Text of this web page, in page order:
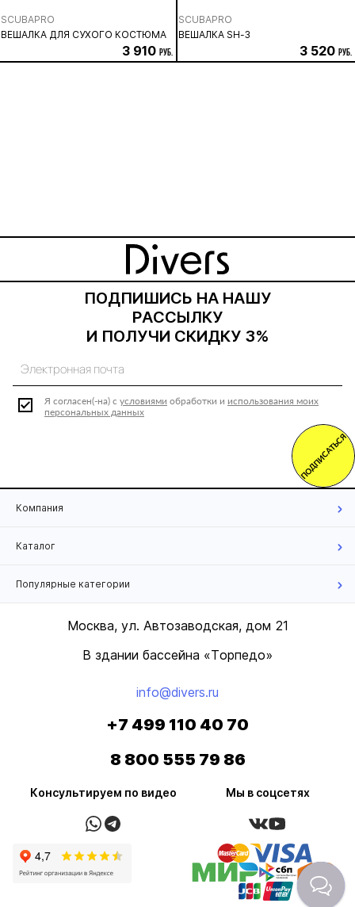
SCUBAPRO
ВЕШАЛКА ДЛЯ СУХОГО КОСТЮМА
3 910 руб.
SCUBAPRO
ВЕШАЛКА SH-3
3 520 руб.
ПОДПИШИСЬ НА НАШУ
РАССЫЛКУ
И ПОЛУЧИ СКИДКУ 3%
Я согласен(-на) с условиями обработки и использования моих
персональных данных
ПОДПИСАТЬСЯ
Компания
Каталог
Популярные категории
Москва, ул. Автозаводская, дом 21
В здании бассейна «Торпедо»
info@divers.ru
Консультируем по видео Мы в соцсетях
+7 499 110 40 70
8 800 555 79 86